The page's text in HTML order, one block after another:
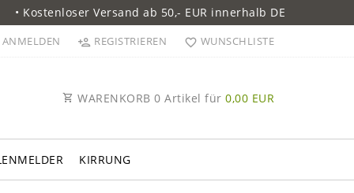
• Kostenloser Versand ab 50,- EUR innerhalb DE
ANMELDEN REGISTRIEREN WUNSCHLISTE
WARENKORB 0 Artikel für 0,00 EUR
KIRRUNG